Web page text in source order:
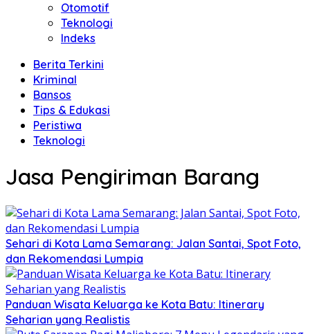
Otomotif
Teknologi
Indeks
Berita Terkini
Kriminal
Bansos
Tips & Edukasi
Peristiwa
Teknologi
Jasa Pengiriman Barang
Sehari di Kota Lama Semarang: Jalan Santai, Spot Foto,
dan Rekomendasi Lumpia
Panduan Wisata Keluarga ke Kota Batu: Itinerary
Seharian yang Realistis